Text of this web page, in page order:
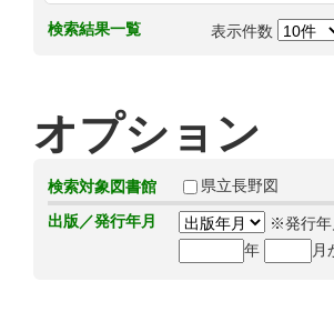
検索結果一覧 表示件数
オプション
検索対象図書館 県立長野図
出版／発行年月
※発行年
年
月